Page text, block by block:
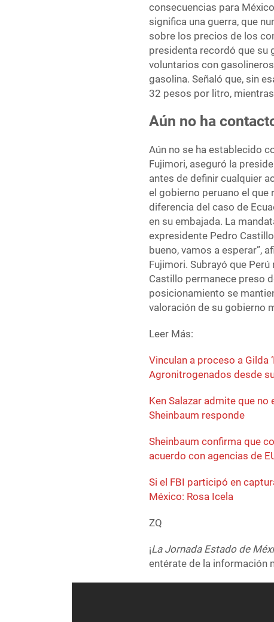
consecuencias para
significa una guerra, que
sobre los precios de los
presidenta recordó que su
voluntarios con
gasolina. Señaló que, sin
32 pesos por litro,
Aún no ha
Aún no se ha establecido
Fujimori, aseguró la
antes de definir cualquier
el gobierno peruano el
diferencia del caso de
en su embajada. La
expresidente Pedro
bueno, vamos a esperar”,
Fujimori. Subrayó que
Castillo permanece preso
posicionamiento se
valoración de su gobierno
Leer Más:
Vinculan a proceso a Gilda
Agronitrogenados desde
Ken Salazar admite que no
Sheinbaum responde
Sheinbaum confirma que
acuerdo con agencias de
Si el FBI participó en
México: Rosa Icela
ZQ
¡La Jornada Estado de
entérate de la información